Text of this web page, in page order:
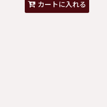
カートに入れる